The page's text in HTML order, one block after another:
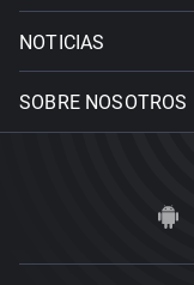
NOTICIAS
SOBRE NOSOTROS